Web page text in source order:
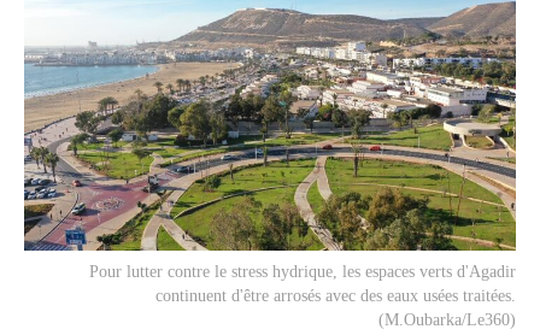
Pour lutter contre le stress hydrique, les espaces verts d'Agadir
continuent d'être arrosés avec des eaux usées traitées.
(M.Oubarka/Le360)